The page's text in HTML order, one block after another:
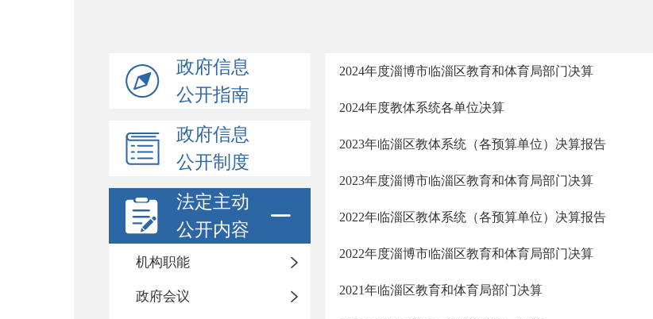
政府信息
公开指南
政府信息
公开制度
法定主动
公开内容
机构职能
政府会议
2024年度淄博市临淄区教育和体育局部门决算
2024年度教体系统各单位决算
2023年临淄区教体系统（各预算单位）决算报告
2023年度淄博市临淄区教育和体育局部门决算
2022年临淄区教体系统（各预算单位）决算报告
2022年度淄博市临淄区教育和体育局部门决算
2021年临淄区教育和体育局部门决算